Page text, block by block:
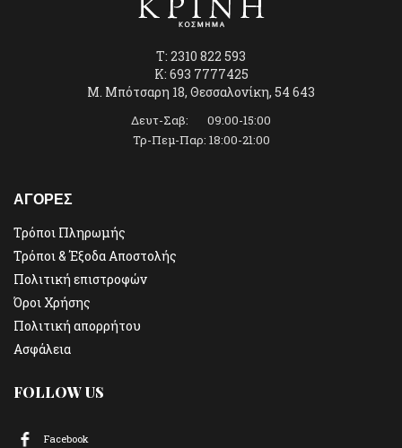
T: 2310 822 593
K: 693 7777425
Μ. Μπότσαρη 18, Θεσσαλονίκη, 54 643
Δευτ-Σαβ: 09:00-15:00
Τρ-Πεμ-Παρ: 18:00-21:00
ΑΓΟΡΕΣ
Τρόποι Πληρωμής
Τρόποι & Έξοδα Αποστολής
Πολιτική επιστροφών
Όροι Χρήσης
Πολιτική απορρήτου
Ασφάλεια
FOLLOW US
Facebook